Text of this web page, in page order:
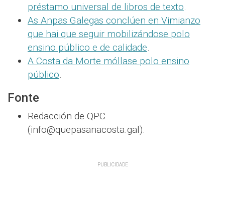
préstamo universal de libros de texto
As Anpas Galegas conclúen en Vimianzo
que hai que seguir mobilizándose polo
ensino público e de calidade
A Costa da Morte móllase polo ensino
público
Fonte
Redacción de QPC
(info@quepasanacosta.gal).